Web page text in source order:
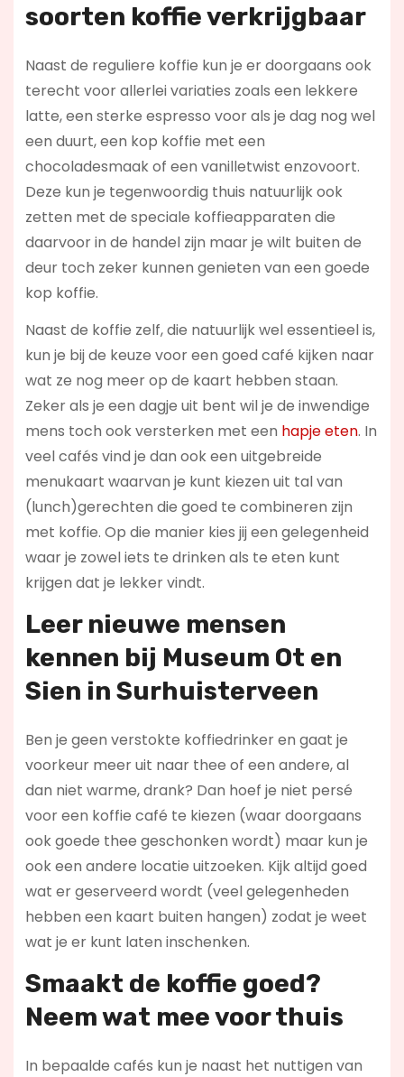
soorten koffie verkrijgbaar
Naast de reguliere koffie kun je er doorgaans ook
terecht voor allerlei variaties zoals een lekkere
latte, een sterke espresso voor als je dag nog wel
een duurt, een kop koffie met een
chocoladesmaak of een vanilletwist enzovoort.
Deze kun je tegenwoordig thuis natuurlijk ook
zetten met de speciale koffieapparaten die
daarvoor in de handel zijn maar je wilt buiten de
deur toch zeker kunnen genieten van een goede
kop koffie.
Naast de koffie zelf, die natuurlijk wel essentieel is,
kun je bij de keuze voor een goed café kijken naar
wat ze nog meer op de kaart hebben staan.
Zeker als je een dagje uit bent wil je de inwendige
mens toch ook versterken met een hapje eten. In
veel cafés vind je dan ook een uitgebreide
menukaart waarvan je kunt kiezen uit tal van
(lunch)gerechten die goed te combineren zijn
met koffie. Op die manier kies jij een gelegenheid
waar je zowel iets te drinken als te eten kunt
krijgen dat je lekker vindt.
Leer nieuwe mensen
kennen bij Museum Ot en
Sien in Surhuisterveen
Ben je geen verstokte koffiedrinker en gaat je
voorkeur meer uit naar thee of een andere, al
dan niet warme, drank? Dan hoef je niet persé
voor een koffie café te kiezen (waar doorgaans
ook goede thee geschonken wordt) maar kun je
ook een andere locatie uitzoeken. Kijk altijd goed
wat er geserveerd wordt (veel gelegenheden
hebben een kaart buiten hangen) zodat je weet
wat je er kunt laten inschenken.
Smaakt de koffie goed?
Neem wat mee voor thuis
In bepaalde cafés kun je naast het nuttigen van